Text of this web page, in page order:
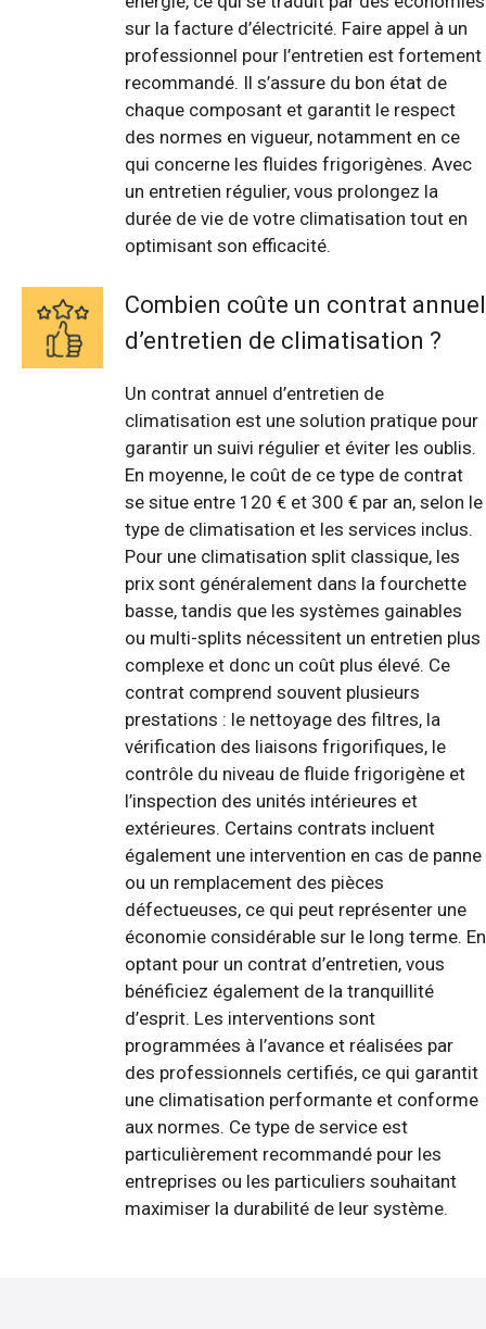
sur la facture d’électricité. Faire appel à un
professionnel pour l’entretien est fortement
recommandé. Il s’assure du bon état de
chaque composant et garantit le respect
des normes en vigueur, notamment en ce
qui concerne les fluides frigorigènes. Avec
un entretien régulier, vous prolongez la
durée de vie de votre climatisation tout en
optimisant son efficacité.
Combien coûte un contrat annuel
d’entretien de climatisation ?
Un contrat annuel d’entretien de
climatisation est une solution pratique pour
garantir un suivi régulier et éviter les oublis.
En moyenne, le coût de ce type de contrat
se situe entre 120 € et 300 € par an, selon le
type de climatisation et les services inclus.
Pour une climatisation split classique, les
prix sont généralement dans la fourchette
basse, tandis que les systèmes gainables
ou multi-splits nécessitent un entretien plus
complexe et donc un coût plus élevé. Ce
contrat comprend souvent plusieurs
prestations : le nettoyage des filtres, la
vérification des liaisons frigorifiques, le
contrôle du niveau de fluide frigorigène et
l’inspection des unités intérieures et
extérieures. Certains contrats incluent
également une intervention en cas de panne
ou un remplacement des pièces
défectueuses, ce qui peut représenter une
économie considérable sur le long terme. En
optant pour un contrat d’entretien, vous
bénéficiez également de la tranquillité
d’esprit. Les interventions sont
programmées à l’avance et réalisées par
des professionnels certifiés, ce qui garantit
une climatisation performante et conforme
aux normes. Ce type de service est
particulièrement recommandé pour les
entreprises ou les particuliers souhaitant
maximiser la durabilité de leur système.